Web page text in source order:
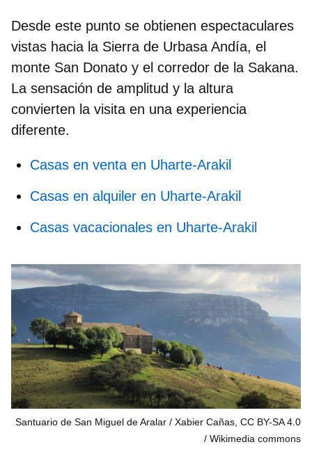
Desde este punto se obtienen espectaculares
vistas hacia la Sierra de Urbasa Andía, el
monte San Donato y el corredor de la Sakana.
La sensación de amplitud y la altura
convierten la visita en una experiencia
diferente.
Casas en venta en Uharte-Arakil
Casas en alquiler en Uharte-Arakil
Casas vacacionales en Uharte-Arakil
Santuario de San Miguel de Aralar / Xabier Cañas, CC BY-SA 4.0
Wikimedia commons